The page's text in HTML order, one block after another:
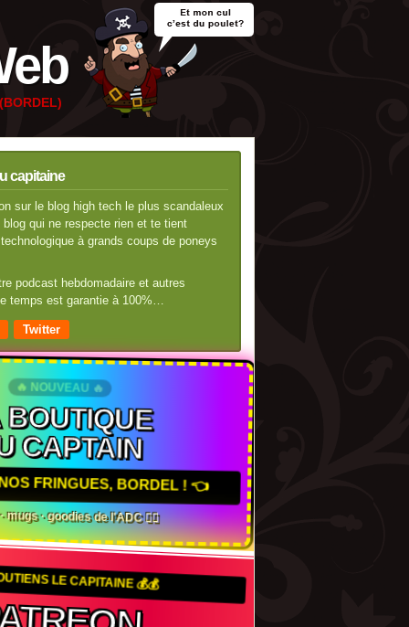
capitaine
sur le blog high tech le plus scandaleux
qui ne respecte rien et te tient
à grands coups de poneys
podcast hebdomadaire et autres
temps est garantie à 100%…
Twitter
🔥 NOUVEAU 🔥
BOUTIQUE
CAPTAIN
FRINGUES, BORDEL ! 👈
mugs · goodies de l'ADC 🏴‍☠️
LE CAPITAINE 💰💰